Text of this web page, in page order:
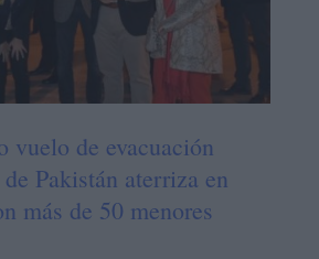
vuelo de evacuación
Pakistán aterriza en
más de 50 menores